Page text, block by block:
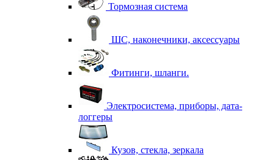
Тормозная система
ШС, наконечники, аксессуары
Фитинги, шланги.
Электросистема, приборы, дата-
логгеры
Кузов, стекла, зеркала